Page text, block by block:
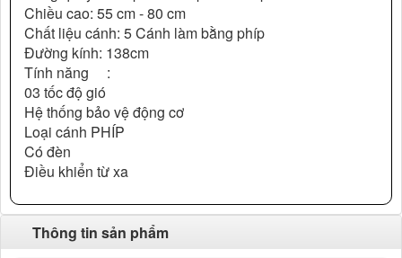
Chiều cao: 55 cm - 80 cm
Chất liệu cánh: 5 Cánh làm bằng phíp
Đường kính: 138cm
Tính năng :
03 tốc độ gió
Hệ thống bảo vệ động cơ
Loại cánh PHÍP
Có đèn
Điều khiển từ xa
Thông tin sản phẩm